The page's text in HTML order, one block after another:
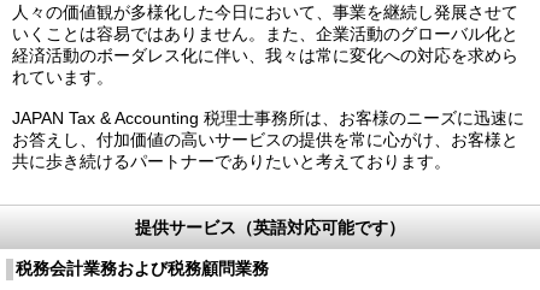
人々の価値観が多様化した今日において、事業を継続し発展させて
いくことは容易ではありません。また、企業活動のグローバル化と
経済活動のボーダレス化に伴い、我々は常に変化への対応を求めら
れています。
JAPAN Tax & Accounting 税理士事務所は、お客様のニーズに迅速に
お答えし、付加価値の高いサービスの提供を常に心がけ、お客様と
共に歩き続けるパートナーでありたいと考えております。
提供サービス（英語対応可能です）
税務会計業務および税務顧問業務